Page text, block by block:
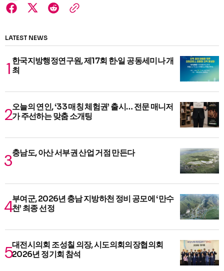
LATEST NEWS
한국지방행정연구원, 제17회 한·일 공동세미나 개
최
오늘의 연인, ‘33 매칭 체험권’ 출시… 전문 매니저
가 주선하는 맞춤 소개팅
충남도, 아산 서부권 산업 거점 만든다
부여군, 2026년 충남 지방하천 정비 공모에 ‘만수
천’ 최종 선정
대전시의회 조성칠 의장, 시도의회의장협의회
2026년 정기회 참석